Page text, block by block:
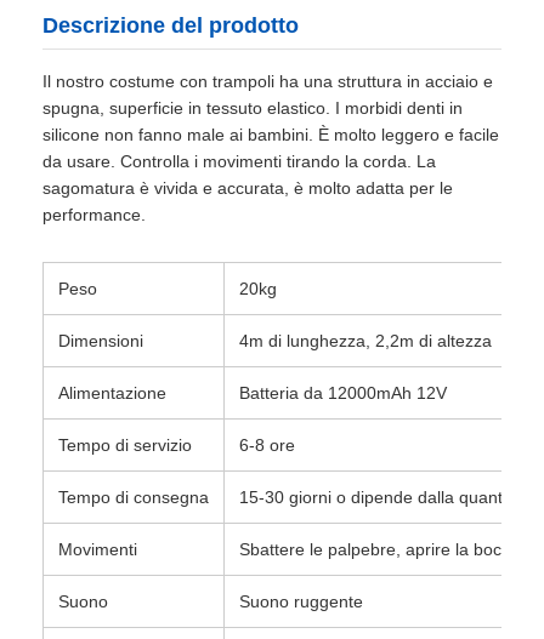
Descrizione del prodotto
Il nostro costume con trampoli ha una struttura in acciaio e
spugna, superficie in tessuto elastico. I morbidi denti in
silicone non fanno male ai bambini. È molto leggero e facile
da usare. Controlla i movimenti tirando la corda. La
sagomatura è vivida e accurata, è molto adatta per le
performance.
Peso 20kg
Dimensioni 4m di lunghezza, 2,2m di altezza
Alimentazione Batteria da 12000mAh 12V
Tempo di servizio 6-8 ore
Tempo di consegna 15-30 giorni o dipende dalla quantità
Movimenti Sbattere le palpebre, aprire la bocca
Suono Suono ruggente